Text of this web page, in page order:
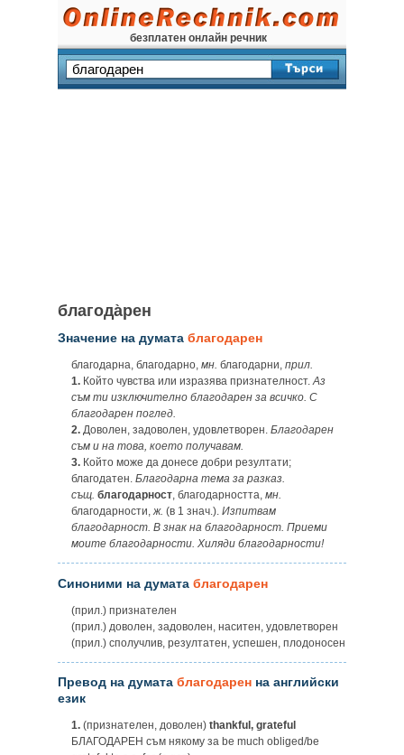
безплатен онлайн речник
благода̀рен
Значение на думата благодарен
благодарна, благодарно, мн. благодарни, прил.
1. Който чувства или изразява признателност.Аз
съм ти изключително благодарен за всичко. С
благодарен поглед.
2. Доволен, задоволен, удовлетворен. Благодарен
съм и на това, което получавам.
3. Който може да донесе добри резултати;
благодатен. Благодарна тема за разказ.
същ. благодарност, благодарността, мн.
благодарности,ж. (в 1 знач.). Изпитвам
благодарност. В знак на благодарност. Приеми
моите благодарности. Хиляди благодарности!
Синоними на думата благодарен
(прил.) признателен
(прил.) доволен, задоволен, наситен, удовлетворен
(прил.) сполучлив, резултатен, успешен, плодоносен
Превод на думата благодарен на английски
език
1. (признателен, доволен) thankful, grateful
БЛАГОДАРЕН съм някому за be much obliged/be